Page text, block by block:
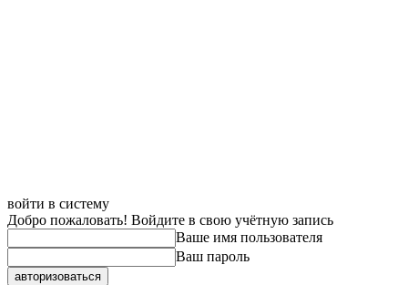
войти в систему
Добро пожаловать! Войдите в свою учётную запись
Ваше имя пользователя
Ваш пароль